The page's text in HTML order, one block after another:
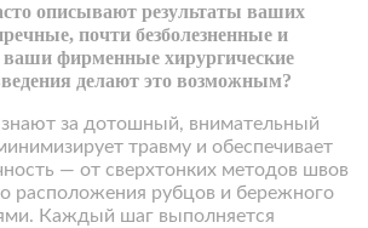
описывают результаты ваших
почти безболезненные и
ваши фирменные хирургические
делают это возможным?
за дотошный, внимательный
травму и обеспечивает
— от сверхтонких методов швов
расположения рубцов и бережного
Каждый шаг выполняется